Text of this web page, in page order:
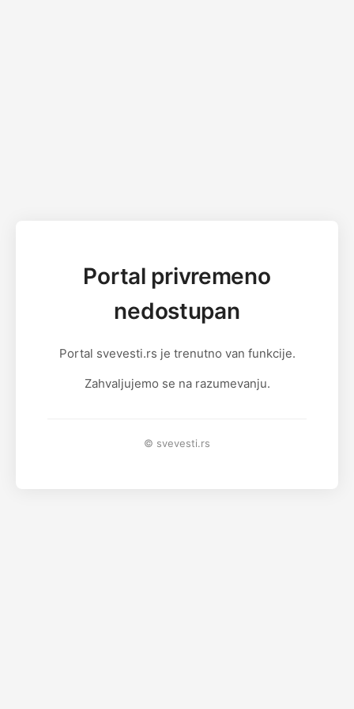
Portal privremeno
nedostupan
Portal svevesti.rs je trenutno van funkcije.
Zahvaljujemo se na razumevanju.
© svevesti.rs